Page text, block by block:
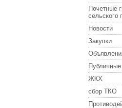
Почетные
сельского
Новости
Закупки
ЖКХ
сбор ТКО